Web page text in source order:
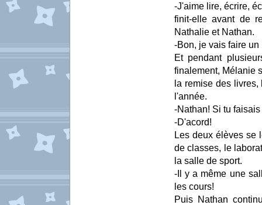
-J'aime lire, écrire,
finit-elle avant de
Nathalie et Nathan.
-Bon, je vais faire
Et pendant
finalement, Mélanie
la remise des
l'année.
-Nathan! Si tu
-D'acord!
Les deux élèves se
de classes, le
la salle de sport.
-Il y a même une
les cours!
Puis Nathan